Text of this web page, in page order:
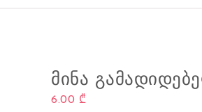
ᲛᲘᲜᲐ
6.00 ₾